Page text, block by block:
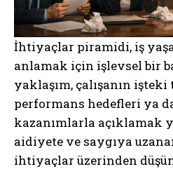
İhtiyaçlar piramidi, iş
anlamak için işlevsel bir
yaklaşım, çalışanın
performans hedefleri ya
kazanımlarla açıklamak
aidiyete ve saygıya
ihtiyaçlar üzerinden